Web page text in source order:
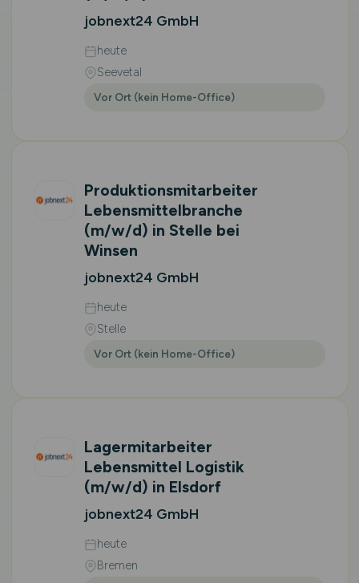
jobnext24 GmbH
heute
Seevetal
Vor Ort (kein Home-Office)
Produktionsmitarbeiter
Lebensmittelbranche
(m/w/d) in Stelle bei
Winsen
jobnext24 GmbH
heute
Stelle
Vor Ort (kein Home-Office)
Lagermitarbeiter
Lebensmittel Logistik
(m/w/d) in Elsdorf
jobnext24 GmbH
heute
Bremen